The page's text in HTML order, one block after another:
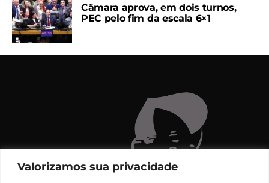
Valorizamos sua privacidade
Câmara aprova, em dois turnos,
PEC pelo fim da escala 6×1